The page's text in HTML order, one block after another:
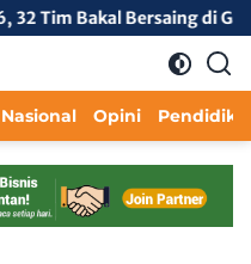
Bersaing di Garuda Mini
Nasional Opini